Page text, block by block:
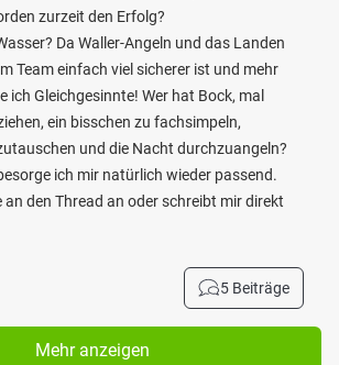
zurzeit den Erfolg?
Da Waller-Angeln und das Landen
Team einfach viel sicherer ist und mehr
ich Gleichgesinnte! Wer hat Bock, mal
ein bisschen zu fachsimpeln,
und die Nacht durchzuangeln?
ich mir natürlich wieder passend.
an den Thread an oder schreibt mir direkt
5 Beiträge
Mehr anzeigen